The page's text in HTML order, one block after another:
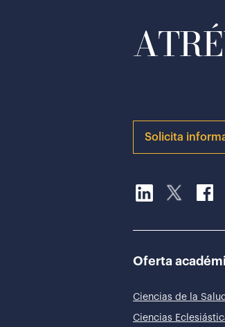
Solicita
Oferta
Ciencias de la Salud
Ciencias